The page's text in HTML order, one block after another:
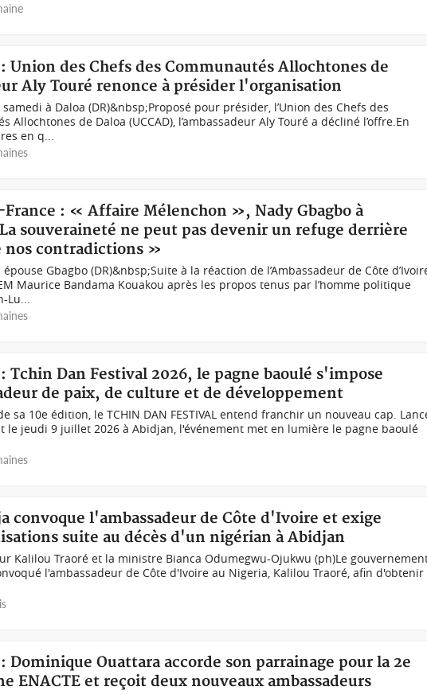
Union des Chefs des Communautés Allochtones de
Aly Touré renonce à présider l'organisation
à Daloa (DR)&nbsp;Proposé pour présider, l’Union des Chefs des
Allochtones de Daloa (UCCAD), l’ambassadeur Aly Touré a décliné l’offre.En
en q...
: « Affaire Mélenchon », Nady Gbagbo à
souveraineté ne peut pas devenir un refuge derrière
nos contradictions »
Gbagbo (DR)&nbsp;Suite à la réaction de l’Ambassadeur de Côte
Maurice Bandama Kouakou après les propos tenus par l’homme politique
Lu...
Tchin Dan Festival 2026, le pagne baoulé s'impose
de paix, de culture et de développement
sa 10e édition, le TCHIN DAN FESTIVAL entend franchir un nouveau cap.
le jeudi 9 juillet 2026 à Abidjan, l'événement met en lumière le pagne baoulé
convoque l'ambassadeur de Côte d'Ivoire et exige
suite au décès d'un nigérian à Abidjan
Kalilou Traoré et la ministre Bianca Odumegwu-Ojukwu (ph)Le
l'ambassadeur de Côte d'Ivoire au Nigeria, Kalilou Traoré, afin d'obtenir
Dominique Ouattara accorde son parrainage pour la 2e
ENACTE et reçoit deux nouveaux ambassadeurs